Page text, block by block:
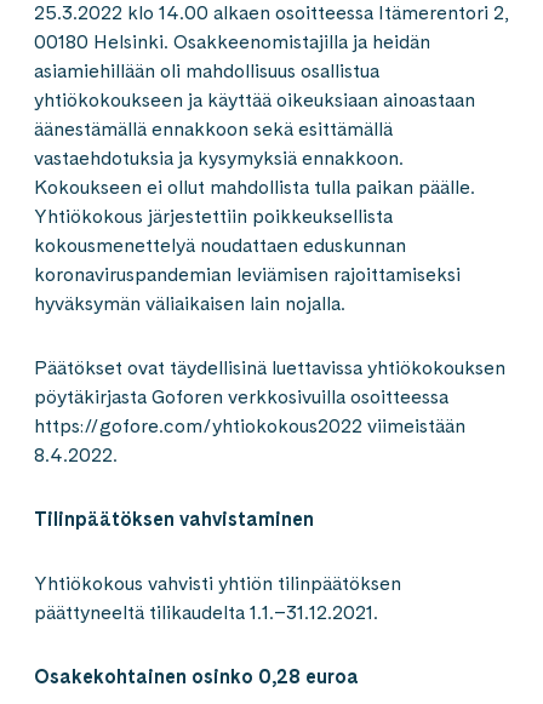
25.3.2022 klo 14.00 alkaen osoitteessa Itämerentori 2,
00180 Helsinki. Osakkeenomistajilla ja heidän
asiamiehillään oli mahdollisuus osallistua
yhtiökokoukseen ja käyttää oikeuksiaan ainoastaan
äänestämällä ennakkoon sekä esittämällä
vastaehdotuksia ja kysymyksiä ennakkoon.
Kokoukseen ei ollut mahdollista tulla paikan päälle.
Yhtiökokous järjestettiin poikkeuksellista
kokousmenettelyä noudattaen eduskunnan
koronaviruspandemian leviämisen rajoittamiseksi
hyväksymän väliaikaisen lain nojalla.
Päätökset ovat täydellisinä luettavissa yhtiökokouksen
pöytäkirjasta Goforen verkkosivuilla osoitteessa
https://gofore.com/yhtiokokous2022 viimeistään
8.4.2022.
Tilinpäätöksen vahvistaminen
Yhtiökokous vahvisti yhtiön tilinpäätöksen
päättyneeltä tilikaudelta 1.1.–31.12.2021.
Osakekohtainen osinko 0,28 euroa